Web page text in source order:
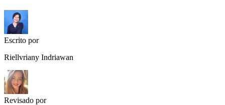
Escrito por
Riellvriany Indriawan
Revisado por